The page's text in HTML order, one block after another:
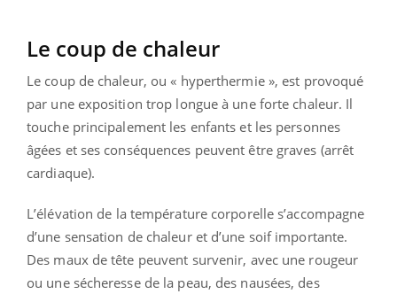
Le coup de chaleur
Le coup de chaleur, ou « hyperthermie », est provoqué
par une exposition trop longue à une forte chaleur. Il
touche principalement les enfants et les personnes
âgées et ses conséquences peuvent être graves (arrêt
cardiaque).
L’élévation de la température corporelle s’accompagne
d’une sensation de chaleur et d’une soif importante.
Des maux de tête peuvent survenir, avec une rougeur
ou une sécheresse de la peau, des nausées, des